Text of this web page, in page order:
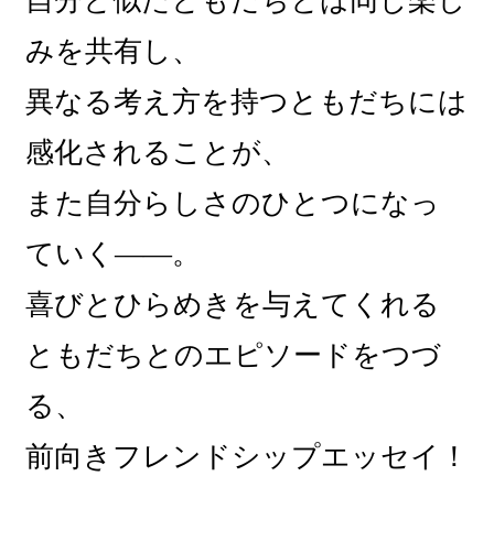
みを共有し、
異なる考え方を持つともだちには
感化されることが、
また自分らしさのひとつになっ
ていく――。
喜びとひらめきを与えてくれる
ともだちとのエピソードをつづ
る、
前向きフレンドシップエッセイ！